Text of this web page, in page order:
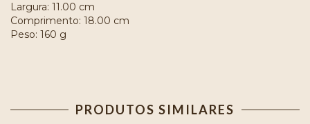
Largura: 11.00 cm
Comprimento: 18.00 cm
Peso: 160 g
PRODUTOS SIMILARES